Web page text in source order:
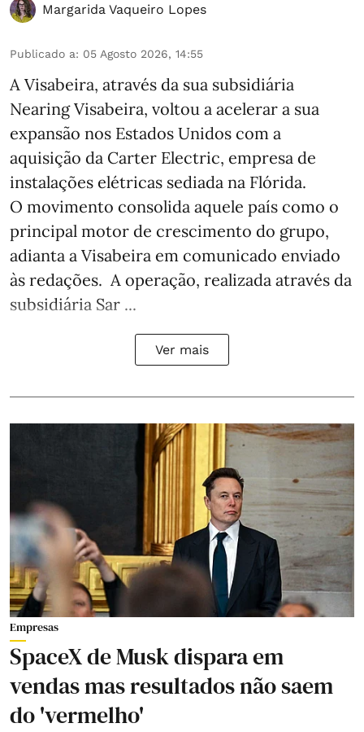
Margarida Vaqueiro Lopes
Publicado a: 05 Agosto 2026, 14:55
A Visabeira, através da sua subsidiária
Nearing Visabeira, voltou a acelerar a sua
expansão nos Estados Unidos com a
aquisição da Carter Electric, empresa de
instalações elétricas sediada na Flórida.
O movimento consolida aquele país como o
principal motor de crescimento do grupo,
adianta a Visabeira em comunicado enviado
às redações. A operação, realizada através da
subsidiária Sar ...
Ver mais
Empresas
SpaceX de Musk dispara em
vendas mas resultados não saem
do 'vermelho'